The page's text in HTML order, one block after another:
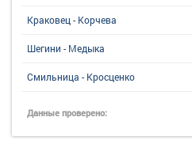
Краковец - Корчева
Шегини - Медыка
Смильница - Кросценко
Данные проверено: